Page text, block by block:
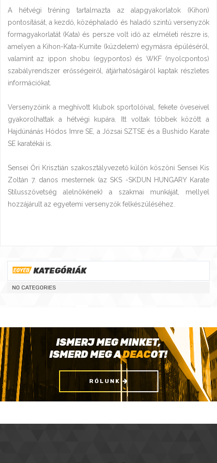
A hétvégi tréning tartalmazta az alapgyakorlatok (Kihon)
pontosítását, a kezdő, középhaladó és haladó szintű versenyzők
formagyakorlatát (Kata) és persze volt idő az elméleti részre is,
amelyen a Kihon-Kata-Kumite (küzdelem) egymásra épüléséről,
valamint az ippon shobu (egypontos) és WKF (nyolcpontos)
szabályrendszer erősségeiről, átjárhatóságáról kaptak részletes
információkat.
Versenyzőink a meghívott klubok sportolóival, fekete öveseivel
gyakorolhattak a hétvégi kupára. Itt voltak többek között a
Hajdúnánás Hódos Imre SE, a Józsai SZTSE és a Bushido Karate
SE karatékái is.
Sensei Őri Krisztián szakosztályvezető külön köszöni Sensei Kis
Zoltán 7. danos mesternek (az SKS -SKDUN HUNGARY Karate
Stílusszövetség alelnökének) a szakmai munkáját, mellyel
hozzájárult az egyetemi versenyzők felkészüléséhez.
KATEGÓRIÁK
NO CATEGORIES
ISMERJ MEG MINKET,
ISMERD MEG ADEACOT!
RÓLUNK